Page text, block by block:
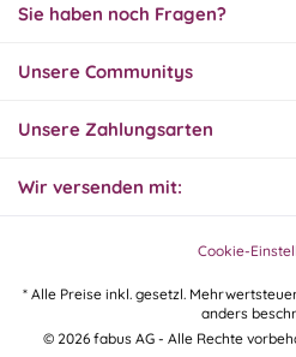
30.07.26
28.07.26▼
Sie haben noch Fragen?
Unsere Communitys
Unsere Zahlungsarten
Wir versenden mit:
Cookie-
* Alle Preise inkl. gesetzl.
anders
© 2026 fabus AG - Alle Rechte